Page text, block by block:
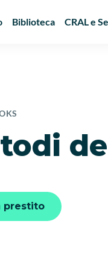
Biblioteca CRAL e
prestito